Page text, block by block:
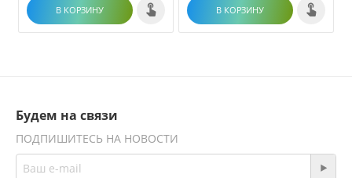
В КОРЗИНУ В КОРЗИНУ
Будем на связи
ПОДПИШИТЕСЬ НА НОВОСТИ